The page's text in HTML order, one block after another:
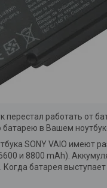
перестал работать от
в Вашем
SONY VAIO имеют
и 8800 mAh).
Когда батарея